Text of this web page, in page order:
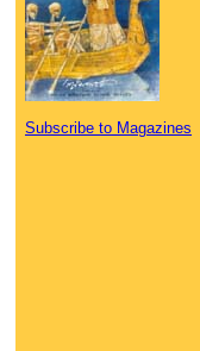
Subscribe to Magazines